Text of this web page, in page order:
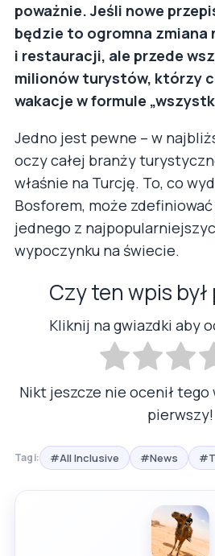
poważnie. Jeśli nowe
będzie to ogromna
i restauracji, ale przede
milionów turystów, którzy
wakacje w formule
Jedno jest pewne – w
oczy całej branży
właśnie na Turcję. To, co
Bosforem, może
jednego z
wypoczynku na świecie.
Czy ten wpis
Kliknij na gwiazdki aby
Nikt jeszcze nie ocenił
pierwszy!
Tagi: #All Inclusive #News